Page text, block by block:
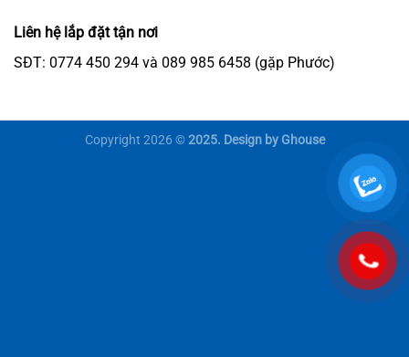
Liên hệ lắp đặt tận nơi
SĐT: 0774 450 294 và 089 985 6458 (gặp Phước)
Copyright 2026 ©2025. Design by Ghouse